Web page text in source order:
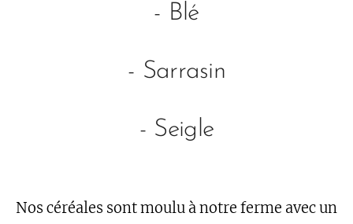
- Blé
- Sarrasin
- Seigle
Nos céréales sont moulu à notre ferme avec un